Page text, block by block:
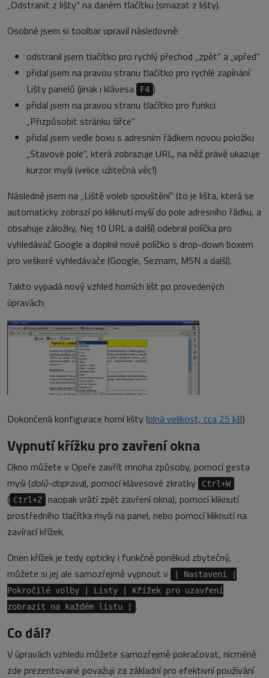
„Odstranit z lišty“ na daném tlačítku (smazat z lišty).
Osobně jsem si toolbar upravil následovně:
odstranil jsem tlačítko pro rychlý přechod „zpět“ a „vpřed“
přidal jsem na pravou stranu tlačítko pro rychlé zapínání
Lišty panelů (jinak i klávesa
F4 )
přidal jsem na pravou stranu tlačítko pro funkci
„Přizpůsobit stránku šířce“
přidal jsem vedle boxu s adresním řádkem novou položku
„Stavové pole“, která zobrazuje URL, na něž právě ukazuje
kurzor myši (velice užitečná věc!)
Následně jsem na „Liště voleb spouštění“ (to je lišta, která se
automaticky zobrazí po kliknutí myší do pole adresního řádku, a
obsahuje záložky, Nej 10 URL a další) odebral políčka pro
vyhledávač Google a doplnil nové políčko s drop-down boxem
pro veškeré vyhledávače (Google, Seznam, MSN a další).
Takto vypadá nový vzhled horních lišt po provedených
úpravách:
Dokončená konfigurace horní lišty (plná velikost, cca 25 kB)
Vypnutí křížku pro zavření okna
Okno můžete v Opeře zavřít mnoha způsoby, pomocí gesta
myši (dolů-doprava), pomocí klávesové zkratky Ctrl+W
( Ctrl+Z
naopak vrátí zpět zavření okna), pomocí kliknutí
prostředního tlačítka myši na panel, nebo pomocí kliknutí na
zavírací křížek.
Onen křížek je tedy opticky i funkčně poněkud zbytečný,
můžete si jej ale samozřejmě vypnout v
| Nastavení |
Pokročilé volby | Listy | Křížek pro uzavření
zobrazit na každém listu |
.
Co dál?
V úpravách vzhledu můžete samozřejmě pokračovat, nicméně
zde prezentované považuji za základní pro efektivní používání